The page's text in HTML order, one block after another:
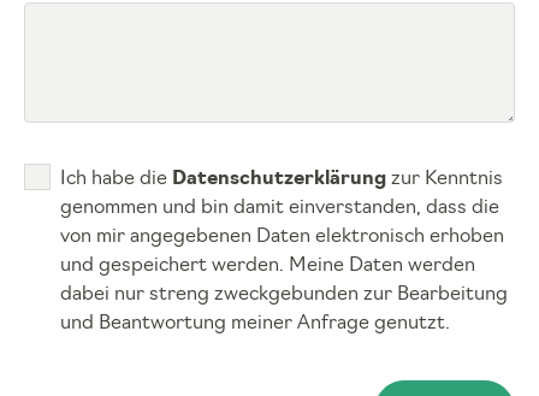
Ich habe die Datenschutzerklärung zur Kenntnis
genommen und bin damit einverstanden, dass die
von mir angegebenen Daten elektronisch erhoben
und gespeichert werden. Meine Daten werden
dabei nur streng zweckgebunden zur Bearbeitung
und Beantwortung meiner Anfrage genutzt.